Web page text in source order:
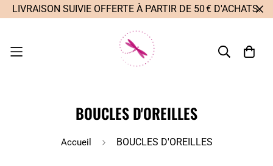
LIVRAISON SUIVIE OFFERTE À PARTIR DE 50 € D'ACHATS.
BOUCLES D'OREILLES
Accueil BOUCLES D'OREILLES